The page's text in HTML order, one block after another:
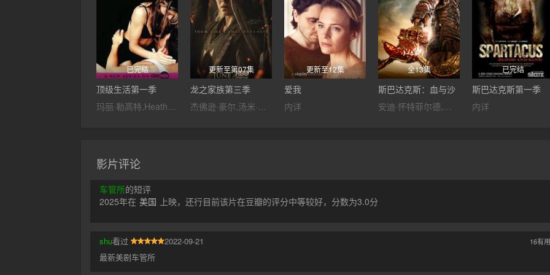
已完结
顶级生活第一季
玛丽·勒高特,Heather,Vandeven,克里斯塔·艾恩,Mia,Presley
更新至第07集
龙之家族第三季
杰佛逊·豪尔,汤米·弗拉纳根,水野索诺娅,法比安·弗兰克尔,奥利维亚·库克,汤姆·格林-卡尼,马特·史密斯,盖尔·兰金,弗莱迪·福克斯,贝塔尼·安东尼亚,丹·福勒,伊万·米切尔,史蒂夫·图森特,詹姆斯·诺顿,瑞斯·伊凡斯,马修·尼达姆,库尔特·埃贾万,丹尼尔·法瑟斯,阿布巴卡尔·萨利姆,保罗·肯尼迪,汤姆·班尼特,艾玛·达西,菲比·坎贝尔,菲娅·萨班,哈利·科利特,基兰·比尤,克林顿·利伯蒂,阿比
更新至12集
爱我
内详
全13集
斯巴达克斯：血与沙
安迪·怀特菲尔德,马努·贝内特,Erin,Cummings,Nick,Tarabay,Antonio,Te,Maioho,露西·劳伦斯
已完结
斯巴达克斯第一季
内详
影片评论
车管所的短评
2025年在 美国 上映，还行目前该片在豆瓣的评分中等较好，分数为3.0分
16有用
shu看过
2022-09-21
最新美剧车管所